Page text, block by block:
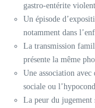
gastro-entérite
Un épisode
notamment dans
La transmission
présente la même
Une association
sociale ou
La peur du jugement